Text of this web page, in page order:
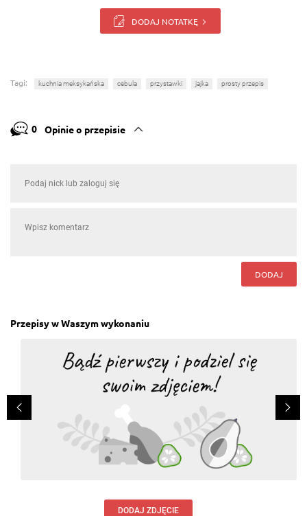
DODAJ NOTATKĘ
Tagi: kuchnia meksykańska cebula przystawki jajka prosty przepis
0 Opinie o przepisie
DODAJ
Przepisy w Waszym wykonaniu
DODAJ ZDJĘCIE